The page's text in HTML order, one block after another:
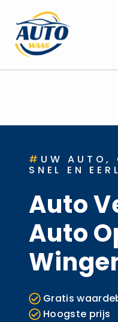
# UW AUTO,
SNEL EN
Auto
Auto
Gratis
Hoogste prijs